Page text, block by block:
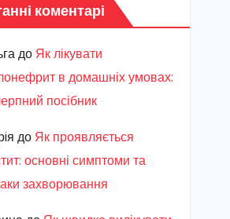
коментарі
до Як лікувати
в домашніх умовах:
посібник
до Як проявляється
основні симптоми та
захворювання